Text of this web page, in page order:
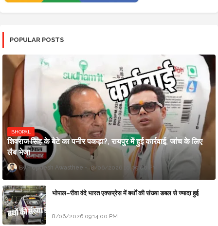
POPULAR POSTS
BHOPAL
शिवराज सिंह के बेटे का पनीर पकड़ा?, रायपुर में हुई कार्रवाई, जांच के लिए
लैब भेजा
Updesh Awasthee 8/06/2026 10:09:00 PM
भोपाल–रीवा वंदे भारत एक्सप्रेस में बर्थों की संख्या डबल से ज्यादा हुई
8/06/2026 09:14:00 PM